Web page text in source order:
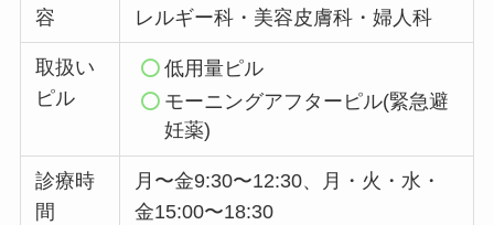
容
レルギー科・美容皮膚科・婦人科
取扱い
ピル
低用量ピル
モーニングアフターピル(緊急避
妊薬)
診療時
間
月〜金9:30〜12:30、月・火・水・
金15:00〜18:30